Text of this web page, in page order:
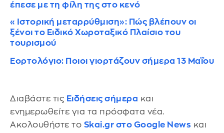
έπεσε με τη φίλη της στο κενό
«Ιστορική μεταρρύθμιση»: Πώς βλέπουν οι
ξένοι το Ειδικό Χωροταξικό Πλαίσιο του
τουρισμού
Εορτολόγιο: Ποιοι γιορτάζουν σήμερα 13 Μαΐου
Διαβάστε τις Ειδήσεις σήμερα και
ενημερωθείτε για τα πρόσφατα νέα.
Ακολουθήστε το Skai.gr στο Google News και